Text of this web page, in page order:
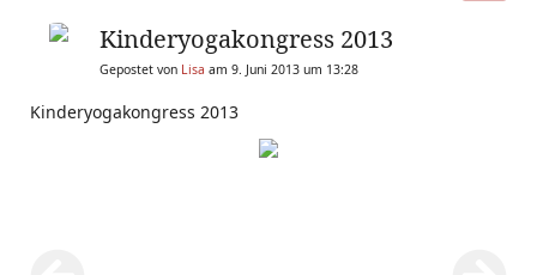
Kinderyogakongress 2013
Gepostet von Lisa am 9. Juni 2013 um 13:28
Kinderyogakongress 2013